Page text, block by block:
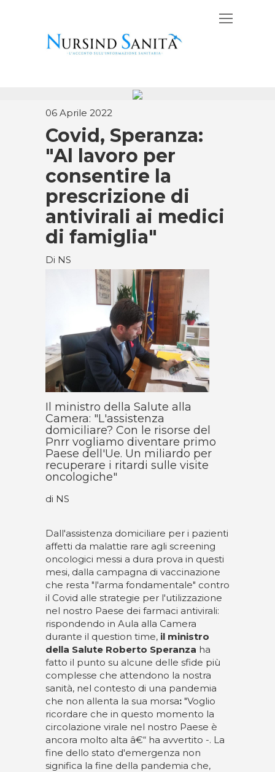
06 Aprile 2022
Covid, Speranza:
"Al lavoro per
consentire la
prescrizione di
antivirali ai medici
di famiglia"
Di NS
Il ministro della Salute alla
Camera: "L'assistenza
domiciliare? Con le risorse del
Pnrr vogliamo diventare primo
Paese dell'Ue. Un miliardo per
recuperare i ritardi sulle visite
oncologiche"
di NS
Dall'assistenza domiciliare per i pazienti
affetti da malattie rare agli screening
oncologici messi a dura prova in questi
mesi, dalla campagna di vaccinazione
che resta "l'arma fondamentale" contro
il Covid alle strategie per l'utilizzazione
nel nostro Paese dei farmaci antivirali:
rispondendo in Aula alla Camera
durante il question time, il ministro
della Salute Roberto Speranza ha
fatto il punto su alcune delle sfide più
complesse che attendono la nostra
sanità, nel contesto di una pandemia
che non allenta la sua morsa: "Voglio
ricordare che in questo momento la
circolazione virale nel nostro Paese è
ancora molto alta â€“ ha avvertito -. La
fine dello stato d'emergenza non
significa la fine della pandemia che,